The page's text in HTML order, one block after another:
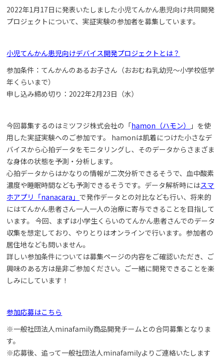
2022年1月17日に発表いたしました小児てんかん患児向け共同開発
プロジェクトについて、実証実験の参加者を募集しています。
小児てんかん患児向けデバイス開発プロジェクトとは？
参加条件：てんかんのあるお子さん（おおむね乳幼児～小学校低学
年くらいまで）
申し込み締め切り：2022年2月23日（水）
今回募集するのはミツフジ株式会社の「hamon（ハモン）
」を使
用した実証実験へのご参加です。 hamonは肌着につけた小さなデ
バイスから心拍データをモニタリングし、そのデータからさまざま
な身体の状態を予測・分析します。
心拍データからはかなりの情報が二次分析できるそうで、血中酸素
濃度や睡眠時間なども予測できるそうです。データ解析時にはスマ
ホアプリ「nanacara」 で発作データとの対比なども行い、将来的
にはてんかん患者さん一人一人の治療に寄与できることを目指して
います。 今回、まずは小学生くらいのてんかん患者さんでのデータ
収集を想定しており、やりとりはオンラインで行います。参加者の
居住地なども問いません。
詳しい参加条件については募集ページの内容をご確認いただき、ご
興味のある方は是非ご参加ください。ご一緒に開発できることを楽
しみにしています！
参加応募はこちら
※一般社団法人minafamily商品開発チームとの合同募集となりま
す。
※応募後、追って一般社団法人minafamilyよりご連絡いたします